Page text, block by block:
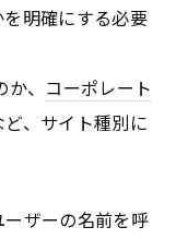
明確にする必要
、 コーポレート
、サイト種別に
ザーの名前を呼